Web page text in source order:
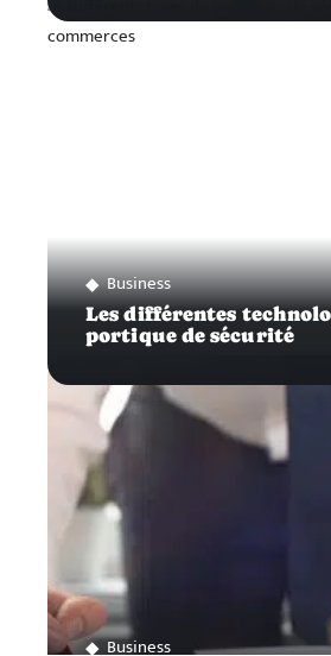
Business
Les différentes
portique de sécurité
Business